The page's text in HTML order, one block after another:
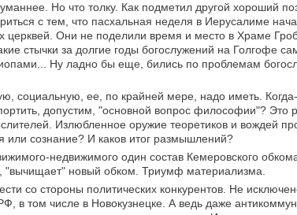
Но что толку. Как подметил другой хороший
с тем, что пасхальная неделя в Иерусалиме
церквей. Они не поделили время и место в Храме
стычки за долгие годы богослужений на Голгофе
Ну ладно бы еще, бились по проблемам
социальную, ее, по крайней мере, надо иметь.
допустим, "основной вопрос философии"? Это
Излюбленное оружие теоретиков и вождей
или сознание? И каков итог размышлений?
недвижимого один состав Кемеровского
"вычищает" новый обком. Триумф материализма.
со стороны политических конкурентов. Не
в том числе в Новокузнецке. А ведь даже